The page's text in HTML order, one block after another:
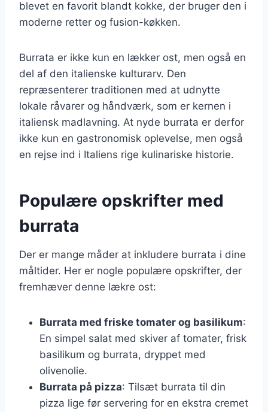
blevet en favorit blandt kokke, der bruger den i
moderne retter og fusion-køkken.
Burrata er ikke kun en lækker ost, men også en
del af den italienske kulturarv. Den
repræsenterer traditionen med at udnytte
lokale råvarer og håndværk, som er kernen i
italiensk madlavning. At nyde burrata er derfor
ikke kun en gastronomisk oplevelse, men også
en rejse ind i Italiens rige kulinariske historie.
Populære opskrifter med
burrata
Der er mange måder at inkludere burrata i dine
måltider. Her er nogle populære opskrifter, der
fremhæver denne lækre ost:
Burrata med friske tomater og basilikum:
En simpel salat med skiver af tomater, frisk
basilikum og burrata, dryppet med
olivenolie.
Burrata på pizza: Tilsæt burrata til din
pizza lige før servering for en ekstra cremet